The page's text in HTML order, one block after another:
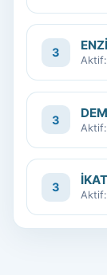
3
Aktif:
3
3
Aktif: